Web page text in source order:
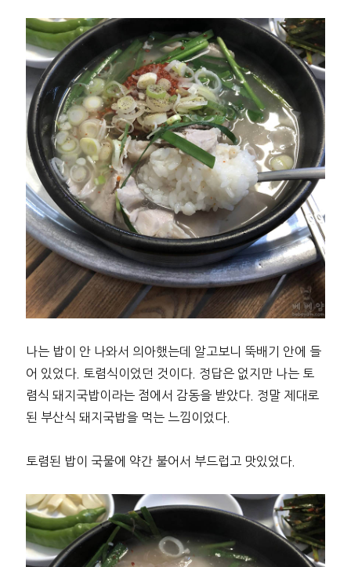
나는 밥이 안 나와서 의아했는데 알고보니 뚝배기 안에 들
어 있었다. 토렴식이었던 것이다. 정답은 없지만 나는 토
렴식 돼지국밥이라는 점에서 감동을 받았다. 정말 제대로
된 부산식 돼지국밥을 먹는 느낌이었다.
토렴된 밥이 국물에 약간 불어서 부드럽고 맛있었다.